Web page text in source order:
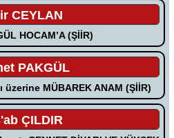
CEYLAN
HOCAM’A (ŞİİR)
PAKGÜL
MÜBAREK ANAM (ŞİİR)
ÇILDIR